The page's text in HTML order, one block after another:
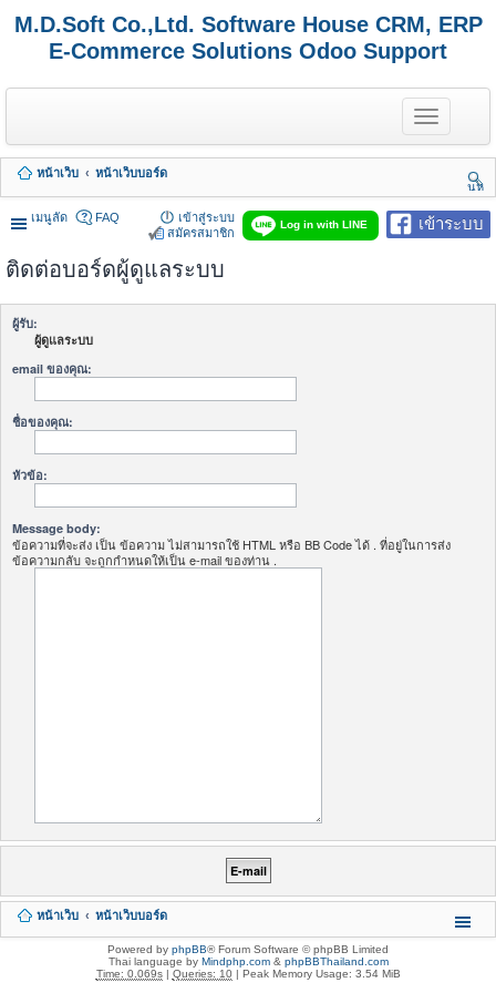
M.D.Soft Co.,Ltd. Software House CRM, ERP
E-Commerce Solutions Odoo Support
T
o
g
e
n
a
หน้าเว็บ
หน้าเว็บบอร์ด
นห
า
เมนูลัด
เข้าระบบ
Log in with LINE
FAQ
เข้าสู่ระบบ
สมัครสมาชิก
ติดต่อบอร์ดผู้ดูแลระบบ
ผู้รับ:
ผู้ดูแลระบบ
email ของคุณ:
ชื่อของคุณ:
หัวข้อ:
Message body:
ข้อความที่จะส่ง เป็น ข้อความ ไม่สามารถใช้ HTML หรือ BB Code ได้ . ที่อยู่ในการส่ง
ข้อความกลับ จะถูกกำหนดให้เป็น e-mail ของท่าน .
หน้าเว็บ หน้าเว็บบอร์ด
Powered by phpBB® Forum Software © phpBB Limited
Thai language by Mindphp.com& phpBBThailand.com
Time: 0.069s| Queries: 10| Peak Memory Usage: 3.54 MiB